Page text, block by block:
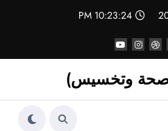
10:23:25 PM
(صحة وتخسيس)